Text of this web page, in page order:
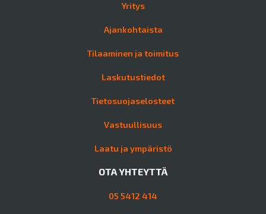
Yritys
Ajankohtaista
Tilaaminen ja toimitus
Laskutustiedot
Tietosuojaselosteet
Vastuullisuus
Laatu ja ympäristö
OTA YHTEYTTÄ
05 5412 414